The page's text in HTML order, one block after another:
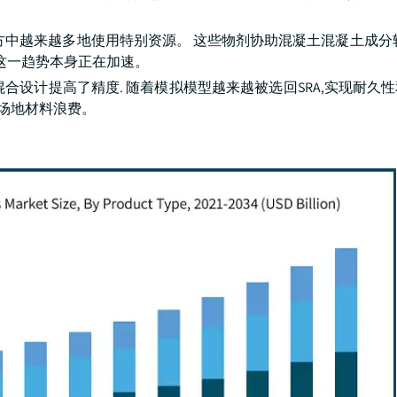
越来越多地使用特别资源。 这些物剂协助混凝土混凝土成
趋势本身正在加速。
设计提高了精度. 随着模拟模型越来越被选回SRA,实现耐久
材料浪费。